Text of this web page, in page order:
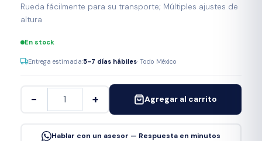
Rueda fácilmente para su transporte; Múltiples ajustes de
altura
En stock
Entrega estimada:5–7 días hábiles· Todo México
− + Agregar al carrito
Hablar con un asesor — Respuesta en minutos